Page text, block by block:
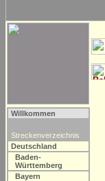
Willkommen
Streckenverzeichnis
Deutschland
Baden-
Württemberg
Bayern